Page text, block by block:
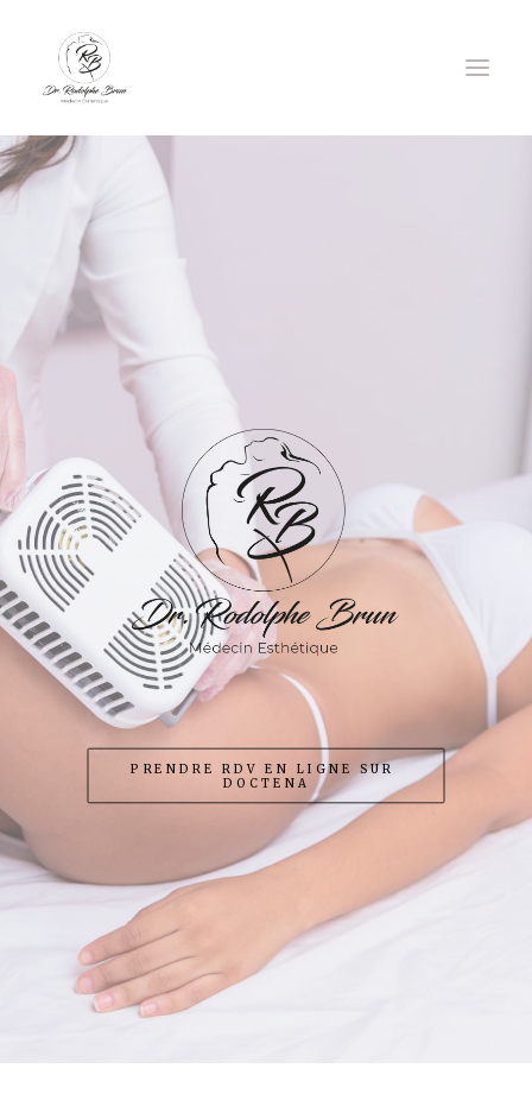
DOCTEUR RODOLPHE BRUN
INJECTIONS
LASER EPILATOIRE
LASER CO2 ULTRAPULSÉ
FILS TENSEURS
GREFFE DE CHEVEUX
POLYNUCLEOTIDES CHEVEUX
LIPOSUCCION
TRAITEMENT DES CERNES
MÉSOTHÉRAPIE
GREFFE DE BARBE
PÉNOPLASTIE MÉDICALE
PEELINGS
TARIFS
PRENDRE RDV EN LIGNE SUR
DOCTENA